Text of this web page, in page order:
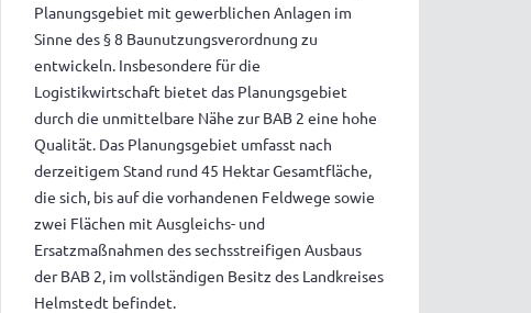
Planungsgebiet mit gewerblichen Anlagen im
Sinne des § 8 Baunutzungsverordnung zu
entwickeln. Insbesondere für die
Logistikwirtschaft bietet das Planungsgebiet
durch die unmittelbare Nähe zur BAB 2 eine hohe
Qualität. Das Planungsgebiet umfasst nach
derzeitigem Stand rund 45 Hektar Gesamtfläche,
die sich, bis auf die vorhandenen Feldwege sowie
zwei Flächen mit Ausgleichs- und
Ersatzmaßnahmen des sechsstreifigen Ausbaus
der BAB 2, im vollständigen Besitz des Landkreises
Helmstedt befindet.